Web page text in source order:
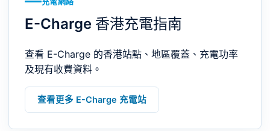
E-Charge 香港充電指南
查看 E-Charge 的香港站點、地區覆蓋、充電功率
及現有收費資料。
查看更多 E-Charge 充電站